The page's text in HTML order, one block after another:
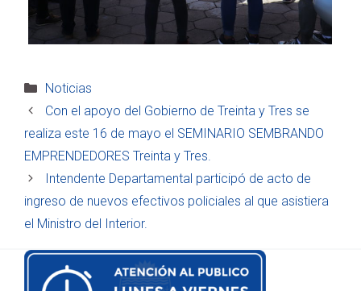
Categorías
Noticias
Con el apoyo del Gobierno de Treinta y Tres se
realiza este 16 de mayo el SEMINARIO SEMBRANDO
EMPRENDEDORES Treinta y Tres.
Intendente Departamental participó de acto de
ingreso de nuevos efectivos policiales al que asistiera
el Ministro del Interior.